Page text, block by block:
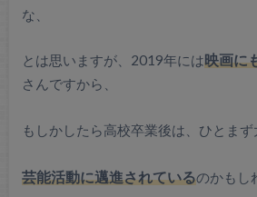
な、
とは思いますが、2019年には映画に
さんですから、
もしかしたら高校卒業後は、ひとまず
芸能活動に邁進されているのかもし